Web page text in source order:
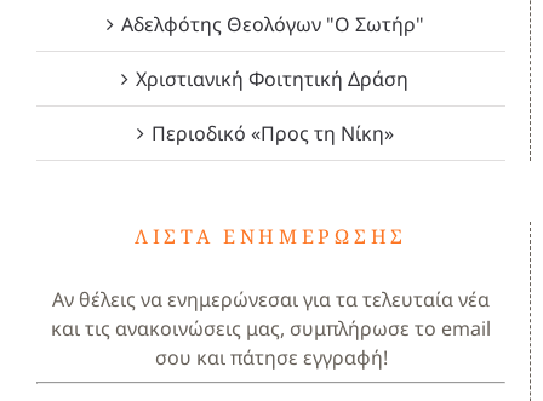
Αδελφότης Θεολόγων "Ο Σωτήρ"
Χριστιανική Φοιτητική Δράση
Περιοδικό «Προς τη Νίκη»
ΛΊΣΤΑ ΕΝΗΜΈΡΩΣΗΣ
Αν θέλεις να ενημερώνεσαι για τα τελευταία νέα
και τις ανακοινώσεις μας, συμπλήρωσε το email
σου και πάτησε εγγραφή!